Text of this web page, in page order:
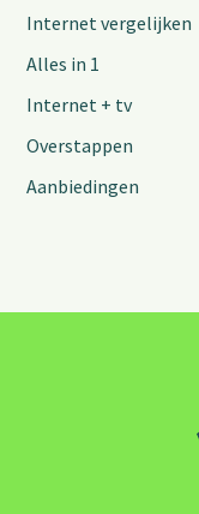
Internet vergelijken
Alles in 1
Internet + tv
Overstappen
Aanbiedingen